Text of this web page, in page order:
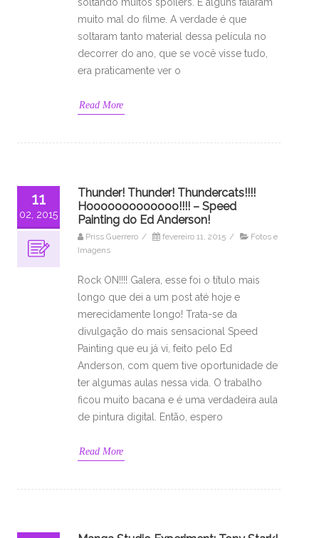
muito mal do filme. A verdade é que
soltaram tanto material dessa película no
decorrer do ano, que se você visse tudo,
era praticamente ver o
Read More
11
02, 2015
Thunder! Thunder! Thundercats!!!!
Hooooooooooooo!!!! – Speed
Painting do Ed Anderson!
Priss Guerrero / fevereiro 11, 2015 /
Fotos e
Imagens
Rock ON!!!! Galera, esse foi o título mais
longo que dei a um post até hoje e
merecidamente longo! Trata-se da
divulgação do mais sensacional Speed
Painting que eu já vi, feito pelo Ed
Anderson, com quem tive oportunidade de
ter algumas aulas nessa vida. O trabalho
ficou muito bacana e é uma verdadeira aula
de pintura digital. Então, espero
Read More